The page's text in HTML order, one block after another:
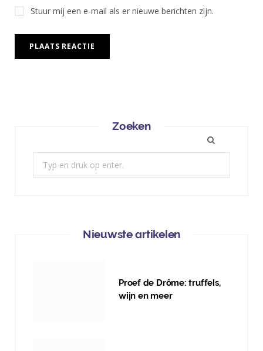
Stuur mij een e-mail als er nieuwe berichten zijn.
Zoeken
Nieuwste artikelen
Proef de Drôme: truffels,
wijn en meer